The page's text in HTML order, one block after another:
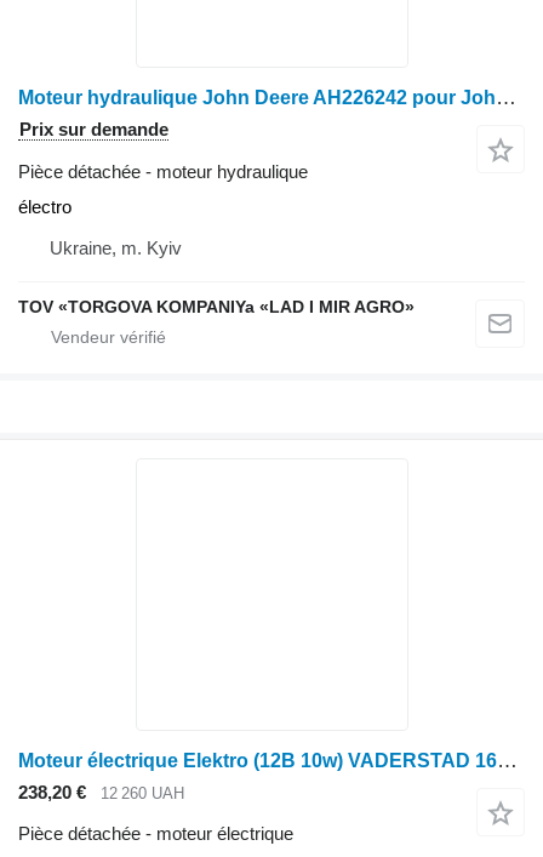
Moteur hydraulique John Deere AH226242 pour John Deere 625D, 640D, 640X, 735D, 740
Prix sur demande
Pièce détachée - moteur hydraulique
électro
Ukraine, m. Kyiv
TOV «TORGOVA KOMPANIYa «LAD I MIR AGRO»
Moteur électrique Elektro (12B 10w) VADERSTAD 169750 pour Elektrodvigun
238,20 € 12 260 UAH
Pièce détachée - moteur électrique